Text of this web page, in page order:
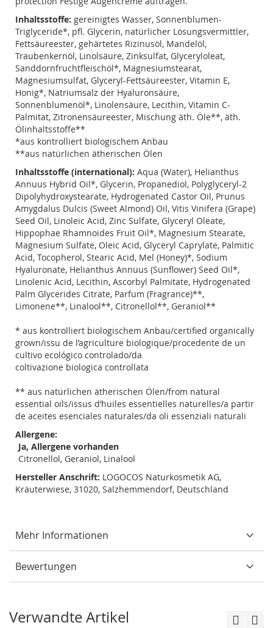
Inhaltsstoffe: gereinigtes Wasser, Sonnenblumen-
Triglyceride*, pfl. Glycerin, natürlicher Lösungsvermittler,
Fettsäureester, gehärtetes Rizinusöl, Mandelöl,
Traubenkernöl, Linolsäure, Zinksulfat, Glyceryloleat,
Sanddornfruchtfleischöl*, Magnesiumstearat,
Magnesiumsulfat, Glyceryl-Fettsäureester, Vitamin E,
Honig*, Natriumsalz der Hyaluronsäure,
Sonnenblumenöl*, Linolensäure, Lecithin, Vitamin C-
Palmitat, Zitronensäureester, Mischung äth. Öle**, äth.
Ölinhaltsstoffe**
*aus kontrolliert biologischem Anbau
**aus natürlichen ätherischen Ölen
Inhaltsstoffe (international): Aqua (Water), Helianthus
Annuus Hybrid Oil*, Glycerin, Propanediol, Polyglyceryl-2
Dipolyhydroxystearate, Hydrogenated Castor Oil, Prunus
Amygdalus Dulcis (Sweet Almond) Oil, Vitis Vinifera (Grape)
Seed Oil, Linoleic Acid, Zinc Sulfate, Glyceryl Oleate,
Hippophae Rhamnoides Fruit Oil*, Magnesium Stearate,
Magnesium Sulfate, Oleic Acid, Glyceryl Caprylate, Palmitic
Acid, Tocopherol, Stearic Acid, Mel (Honey)*, Sodium
Hyaluronate, Helianthus Annuus (Sunflower) Seed Oil*,
Linolenic Acid, Lecithin, Ascorbyl Palmitate, Hydrogenated
Palm Glycerides Citrate, Parfum (Fragrance)**,
Limonene**, Linalool**, Citronellol**, Geraniol**
* aus kontrolliert biologischem Anbau/certified organically
grown/issu de l’agriculture biologique/procedente de un
cultivo ecológico controlado/da
coltivazione biologica controllata
** aus natürlichen ätherischen Ölen/from natural
essential oils/issus d’huiles essentielles naturelles/a partir
de aceites esenciales naturales/da oli essenziali naturali
Allergene:
Ja, Allergene vorhanden
Citronellol, Geraniol, Linalool
Hersteller Anschrift: LOGOCOS Naturkosmetik AG,
Kräuterwiese, 31020, Salzhemmendorf, Deutschland
Mehr Informationen
Bewertungen
Verwandte Artikel